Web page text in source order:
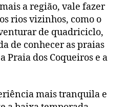
a região, vale fazer
rios vizinhos, como o
de quadriciclo,
de conhecer as praias
Praia dos Coqueiros e a
mais tranquila e